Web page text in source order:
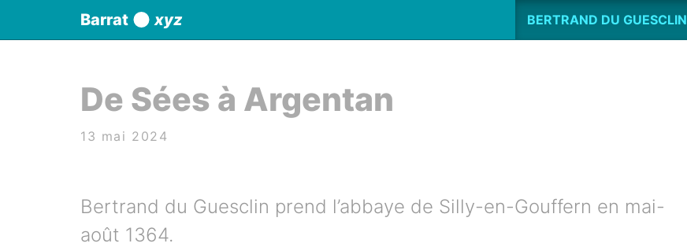
Barrat xyz BERTRAND DU GUESCLIN
De Sées à Argentan
13 mai 2024
Bertrand du Guesclin prend l’abbaye de Silly-en-Gouffern en mai-
août 1364.
Panneau de gestion des cookies